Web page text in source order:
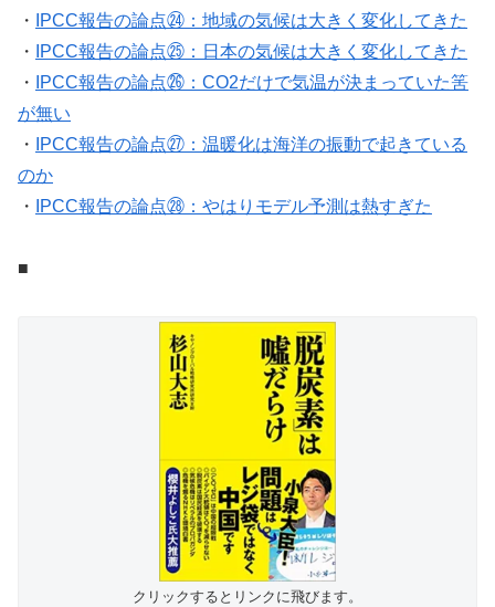
・
IPCC報告の論点㉔：地域の気候は大きく変化してきた
・
IPCC報告の論点㉕：日本の気候は大きく変化してきた
・
IPCC報告の論点㉖：CO2だけで気温が決まっていた筈
が無い
・
IPCC報告の論点㉗：温暖化は海洋の振動で起きている
のか
・
IPCC報告の論点㉘：やはりモデル予測は熱すぎた
■
クリックするとリンクに飛びます。